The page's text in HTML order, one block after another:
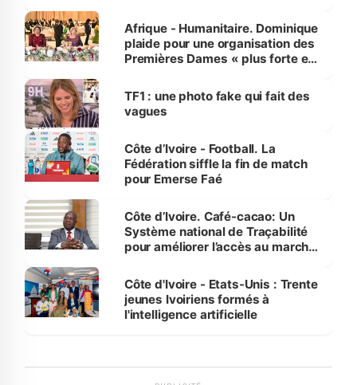
Afrique - Humanitaire. Dominique
plaide pour une organisation des
Premières Dames « plus forte et
sur la scène internationale »
TF1 : une photo fake qui fait des
vagues
Côte d’Ivoire - Football. La
Fédération siffle la fin de match
pour Emerse Faé
Côte d’Ivoire. Café-cacao: Un
Système national de Traçabilité
pour améliorer l’accès au marché
Côte d'Ivoire - Etats-Unis : Trente
jeunes Ivoiriens formés à
l'intelligence artificielle